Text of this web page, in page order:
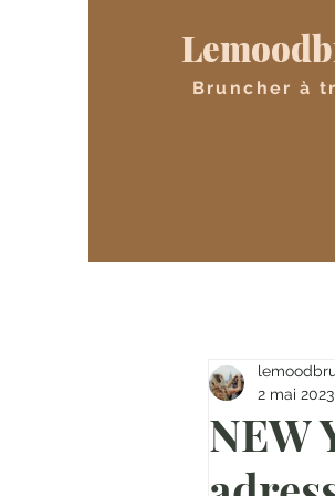
Bruncher à
NEW
2 mai 2023